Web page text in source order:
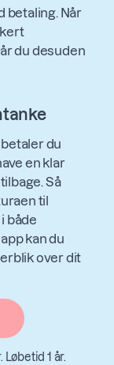
betaling. Når
du desuden
du
en klar
Så
til
både
kan du
over dit
1 år.